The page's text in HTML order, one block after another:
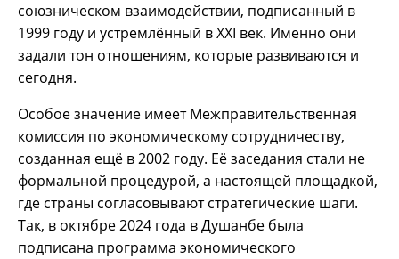
союзническом взаимодействии, подписанный в
1999 году и устремлённый в XXI век. Именно они
задали тон отношениям, которые развиваются и
сегодня.
Особое значение имеет Межправительственная
комиссия по экономическому сотрудничеству,
созданная ещё в 2002 году. Её заседания стали не
формальной процедурой, а настоящей площадкой,
где страны согласовывают стратегические шаги.
Так, в октябре 2024 года в Душанбе была
подписана программа экономического